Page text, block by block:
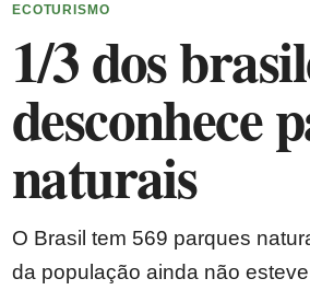
ECOTURISMO
1/3 dos
desconhece
naturais
O Brasil tem 569 parques
da população ainda não